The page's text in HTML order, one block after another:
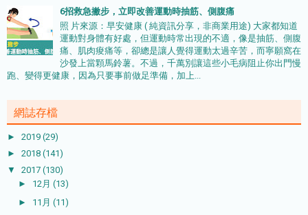
6招救急撇步，立即改善運動時抽筋、側腹痛
照 片來源：早安健康 ( 純資訊分享，非商業用途) 大家都知道
運動對身體有好處，但運動時常出現的不適，像是抽筋、側腹
痛、肌肉痠痛等，卻總是讓人覺得運動太過辛苦，而寧願窩在
沙發上當顆馬鈴薯。不過，千萬別讓這些小毛病阻止你出門慢
跑、變得更健康，因為只要事前做足準備，加上...
網誌存檔
► 2019 (29)
► 2018 (141)
▼ 2017 (130)
► 12月 (13)
► 11月 (11)